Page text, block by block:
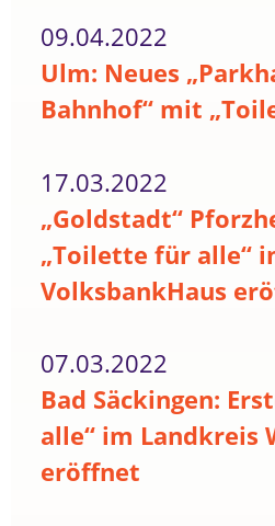
09.04.2022
Ulm: Neues
Bahnhof“ mit
17.03.2022
„Goldstadt“
„Toilette für alle“
VolksbankHaus
07.03.2022
Bad Säckingen:
alle“ im Landkreis
eröffnet